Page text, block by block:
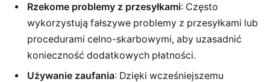
Rzekome problemy z przesyłkami: Często
wykorzystują fałszywe problemy z przesyłkami lub
procedurami celno-skarbowymi, aby uzasadnić
konieczność dodatkowych płatności.
Używanie zaufania: Dzięki wcześniejszemu